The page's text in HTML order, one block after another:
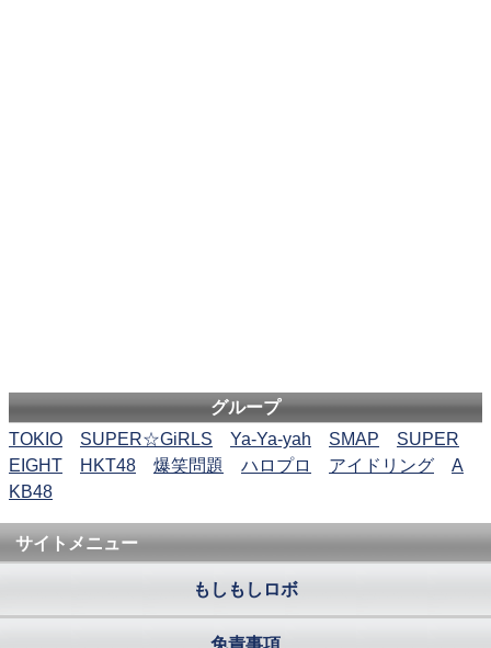
グループ
TOKIO
SUPER☆GiRLS Ya-Ya-yah SMAP
SUPER
EIGHT
HKT48 爆笑問題 ハロプロ アイドリング
A
KB48
サイトメニュー
もしもしロボ
免責事項